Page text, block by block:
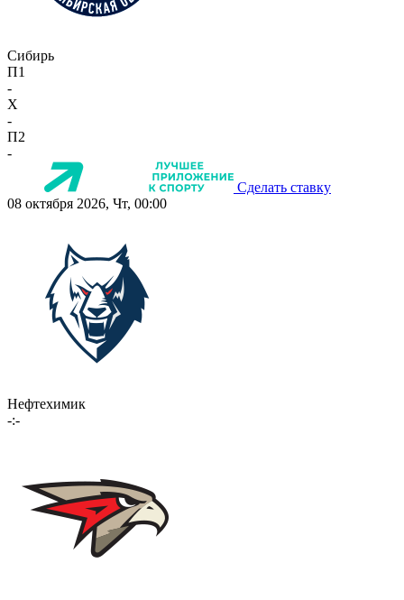
Сибирь
П1
-
X
-
П2
-
Сделать ставку
08 октября 2026, Чт, 00:00
Нефтехимик
-:-